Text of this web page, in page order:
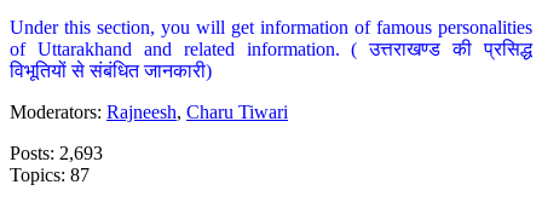
Under this section, you will get information of famous personalities
of Uttarakhand and related information. ( उत्तराखण्ड की प्रसिद्ध
विभूतियों से संबंधित जानकारी)
Moderators: Rajneesh, Charu Tiwari
Posts: 2,693
Topics: 87